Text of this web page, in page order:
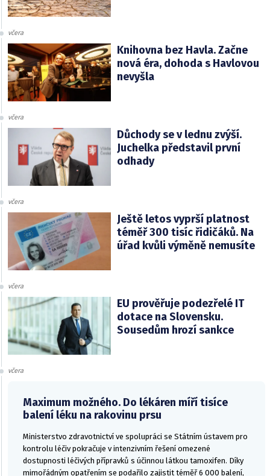
včera
Knihovna bez Havla. Začne
nová éra, dohoda s Havlovou
nevyšla
včera
Důchody se v lednu zvýší.
Juchelka představil první
odhady
včera
Ještě letos vyprší platnost
téměř 300 tisíc řidičáků. Na
úřad kvůli výměně nemusíte
včera
EU prověřuje podezřelé IT
dotace na Slovensku.
Sousedům hrozí sankce
včera
Maximum možného. Do lékáren míří tisíce
balení léku na rakovinu prsu
Ministerstvo zdravotnictví ve spolupráci se Státním ústavem pro
kontrolu léčiv pokračuje v intenzivním řešení omezené
dostupnosti léčivých přípravků s účinnou látkou tamoxifen. Díky
mimořádným opatřením se podařilo zajistit téměř 6 000 balení,